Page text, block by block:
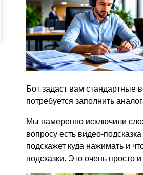
Бот задаст вам стандартные
потребуется заполнить
Мы намеренно исключили
вопросу есть видео-
подскажет куда нажимать и
подсказки. Это очень просто